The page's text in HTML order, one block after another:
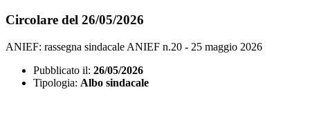
Circolare del 26/05/2026
ANIEF: rassegna sindacale ANIEF n.20 - 25 maggio 2026
Pubblicato il: 26/05/2026
Tipologia: Albo sindacale